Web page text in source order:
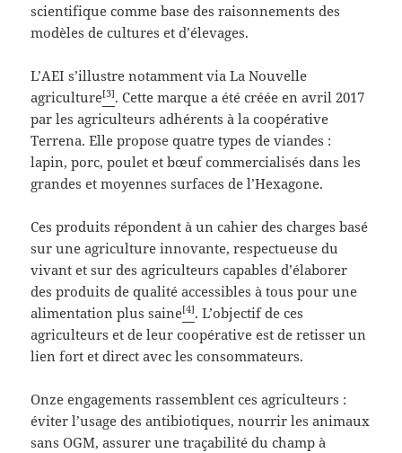
scientifique comme base des raisonnements des
modèles de cultures et d’élevages.
L’AEI s’illustre notamment via La Nouvelle
agriculture[3]. Cette marque a été créée en avril 2017
par les agriculteurs adhérents à la coopérative
Terrena. Elle propose quatre types de viandes :
lapin, porc, poulet et bœuf commercialisés dans les
grandes et moyennes surfaces de l’Hexagone.
Ces produits répondent à un cahier des charges basé
sur une agriculture innovante, respectueuse du
vivant et sur des agriculteurs capables d’élaborer
des produits de qualité accessibles à tous pour une
alimentation plus saine[4]. L’objectif de ces
agriculteurs et de leur coopérative est de retisser un
lien fort et direct avec les consommateurs.
Onze engagements rassemblent ces agriculteurs :
éviter l’usage des antibiotiques, nourrir les animaux
sans OGM, assurer une traçabilité du champ à